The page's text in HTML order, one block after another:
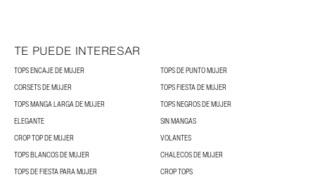
TE PUEDE INTERESAR
TOPS ENCAJE DE MUJER
TOPS DE PUNTO MUJER
CORSETS DE MUJER
TOPS FIESTA DE MUJER
TOPS MANGA LARGA DE MUJER
TOPS NEGROS DE MUJER
ELEGANTE
SIN MANGAS
CROP TOP DE MUJER
VOLANTES
TOPS BLANCOS DE MUJER
CHALECOS DE MUJER
TOPS DE FIESTA PARA MUJER
CROP TOPS